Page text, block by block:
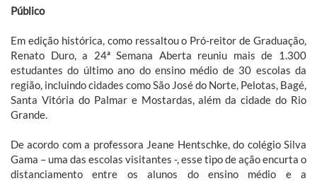
Público
Em edição histórica, como ressaltou o Pró-reitor de Graduação,
Renato Duro, a 24ª Semana Aberta reuniu mais de 1.300
estudantes do último ano do ensino médio de 30 escolas da
região, incluindo cidades como São José do Norte, Pelotas, Bagé,
Santa Vitória do Palmar e Mostardas, além da cidade do Rio
Grande.
De acordo com a professora Jeane Hentschke, do colégio Silva
Gama – uma das escolas visitantes -, esse tipo de ação encurta o
distanciamento entre os alunos do ensino médio e a